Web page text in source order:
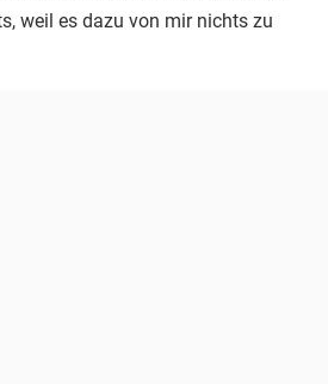
weil es dazu von mir nichts zu